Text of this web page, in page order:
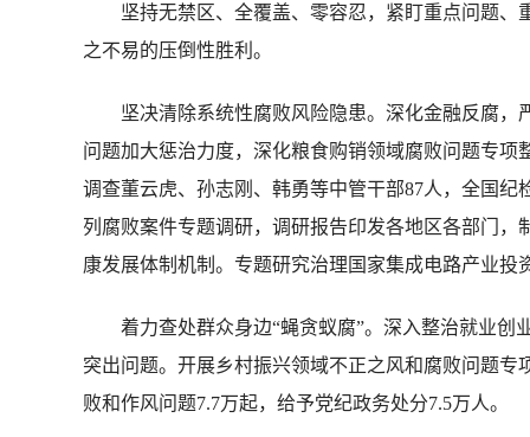
坚持无禁区、全覆盖、零容忍，紧盯重点问题、
之不易的压倒性胜利。
坚决清除系统性腐败风险隐患。深化金融反腐，
问题加大惩治力度，深化粮食购销领域腐败问题专
调查董云虎、孙志刚、韩勇等中管干部87人，全国
列腐败案件专题调研，调研报告印发各地区各部门
康发展体制机制。专题研究治理国家集成电路产业
着力查处群众身边“蝇贪蚁腐”。深入整治就业创
突出问题。开展乡村振兴领域不正之风和腐败问题
败和作风问题7.7万起，给予党纪政务处分7.5万人。